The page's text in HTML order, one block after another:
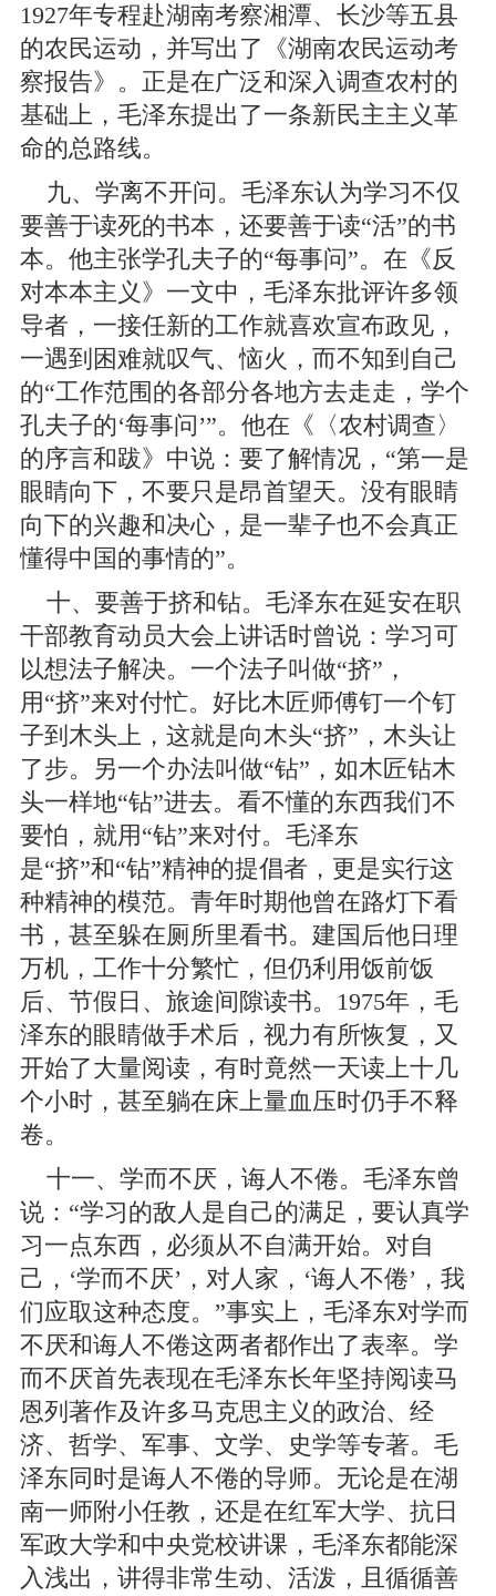
1927年专程赴湖南考察湘潭、长沙等五县
的农民运动，并写出了《湖南农民运动考
察报告》。正是在广泛和深入调查农村的
基础上，毛泽东提出了一条新民主主义革
命的总路线。
九、学离不开问。毛泽东认为学习不仅
要善于读死的书本，还要善于读“活”的书
本。他主张学孔夫子的“每事问”。在《反
对本本主义》一文中，毛泽东批评许多领
导者，一接任新的工作就喜欢宣布政见，
一遇到困难就叹气、恼火，而不知到自己
的“工作范围的各部分各地方去走走，学个
孔夫子的‘每事问’”。他在《〈农村调查〉
的序言和跋》中说：要了解情况，“第一是
眼睛向下，不要只是昂首望天。没有眼睛
向下的兴趣和决心，是一辈子也不会真正
懂得中国的事情的”。
十、要善于挤和钻。毛泽东在延安在职
干部教育动员大会上讲话时曾说：学习可
以想法子解决。一个法子叫做“挤”，
用“挤”来对付忙。好比木匠师傅钉一个钉
子到木头上，这就是向木头“挤”，木头让
了步。另一个办法叫做“钻”，如木匠钻木
头一样地“钻”进去。看不懂的东西我们不
要怕，就用“钻”来对付。毛泽东
是“挤”和“钻”精神的提倡者，更是实行这
种精神的模范。青年时期他曾在路灯下看
书，甚至躲在厕所里看书。建国后他日理
万机，工作十分繁忙，但仍利用饭前饭
后、节假日、旅途间隙读书。1975年，毛
泽东的眼睛做手术后，视力有所恢复，又
开始了大量阅读，有时竟然一天读上十几
个小时，甚至躺在床上量血压时仍手不释
卷。
十一、学而不厌，诲人不倦。毛泽东曾
说：“学习的敌人是自己的满足，要认真学
习一点东西，必须从不自满开始。对自
己，‘学而不厌’，对人家，‘诲人不倦’，我
们应取这种态度。”事实上，毛泽东对学而
不厌和诲人不倦这两者都作出了表率。学
而不厌首先表现在毛泽东长年坚持阅读马
恩列著作及许多马克思主义的政治、经
济、哲学、军事、文学、史学等专著。毛
泽东同时是诲人不倦的导师。无论是在湖
南一师附小任教，还是在红军大学、抗日
军政大学和中央党校讲课，毛泽东都能深
入浅出，讲得非常生动、活泼，且循循善